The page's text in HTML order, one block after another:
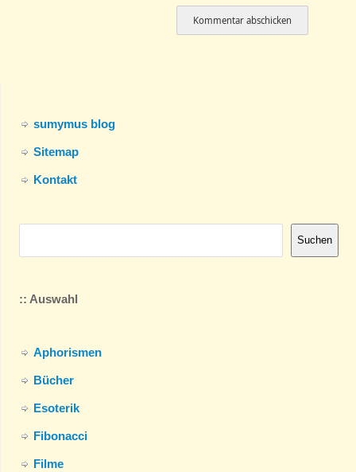
sumymus blog
Sitemap
Kontakt
Suchen
:: Auswahl
Aphorismen
Bücher
Esoterik
Fibonacci
Filme